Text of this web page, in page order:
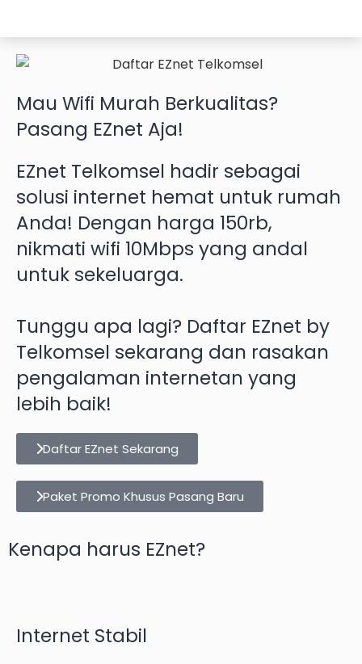
Mau Wifi Murah Berkualitas?
Pasang EZnet Aja!
EZnet Telkomsel hadir sebagai
solusi internet hemat untuk rumah
Anda! Dengan harga 150rb,
nikmati wifi 10Mbps yang andal
untuk sekeluarga.
Tunggu apa lagi? Daftar EZnet by
Telkomsel sekarang dan rasakan
pengalaman internetan yang
lebih baik!
Daftar EZnet Sekarang
Paket Promo Khusus Pasang Baru
Kenapa harus EZnet?
Internet Stabil